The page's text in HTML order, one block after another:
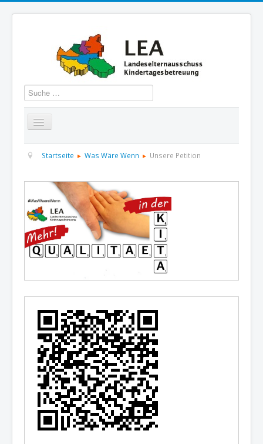
Suchen
Startseite Über uns Aktuelles Termine
Informationen GBS Presse und Dokumentation
Kontakt
Startseite Was Wäre Wenn Unsere Petition